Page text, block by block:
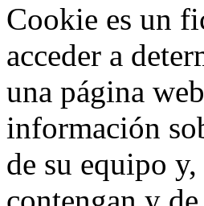
Cookie es un
acceder a
una página
información
de su equipo